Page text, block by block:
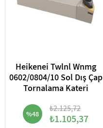
Heikenei Twlnl Wnmg
0602/0804/10 Sol Dış Çap
Tornalama Kateri
%48 ₺2.125,72
₺1.105,37